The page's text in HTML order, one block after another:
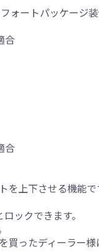
ォートパッケージ
合
合
上下させる機能
ックできます。
ったディーラー様